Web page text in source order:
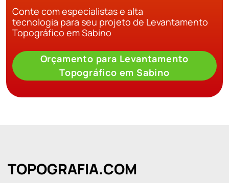
Conte com especialistas e alta
tecnologia para seu projeto de Levantamento
Topográfico em Sabino
Orçamento para Levantamento
Topográfico em Sabino
TOPOGRAFIA.COM